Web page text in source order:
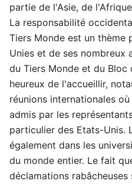
partie de l'Asie, de
La responsabilité
Tiers Monde est un thème
Unies et de ses
du Tiers Monde et du Bloc
heureux de l'accueillir,
réunions internationales
admis par les
particulier des Etats-Unis.
également dans les
du monde entier. Le fait
déclamations